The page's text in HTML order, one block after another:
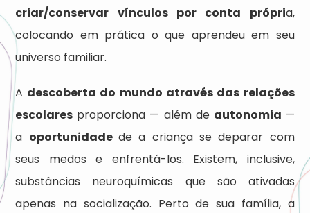
criar/conservar vínculos por conta própria,
colocando em prática o que aprendeu em seu
universo familiar.
A descoberta do mundo através das relações
escolares proporciona — além de autonomia —
a oportunidadede a criança se deparar com
seus medos e enfrentá-los. Existem, inclusive,
substâncias neuroquímicas que são ativadas
apenas na socialização. Perto de sua família, a